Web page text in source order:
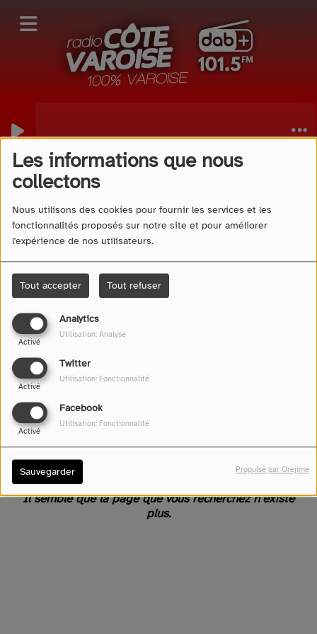
Les informations que nous
collectons
Nous utilisons des cookies pour fournir les services et les
fonctionnalités proposés sur notre site et pour améliorer
l'expérience de nos utilisateurs.
Tout accepter Tout refuser
Analytics
Activé
Utilisation: Analyse
Twitter
Activé
Utilisation: Fonctionnalité
Facebook
Activé
Utilisation: Fonctionnalité
Sauvegarder Propulsé par Orejime
Oups, vous avez rencontré
Il semble que la page que vous recherchez n’existe
plus.